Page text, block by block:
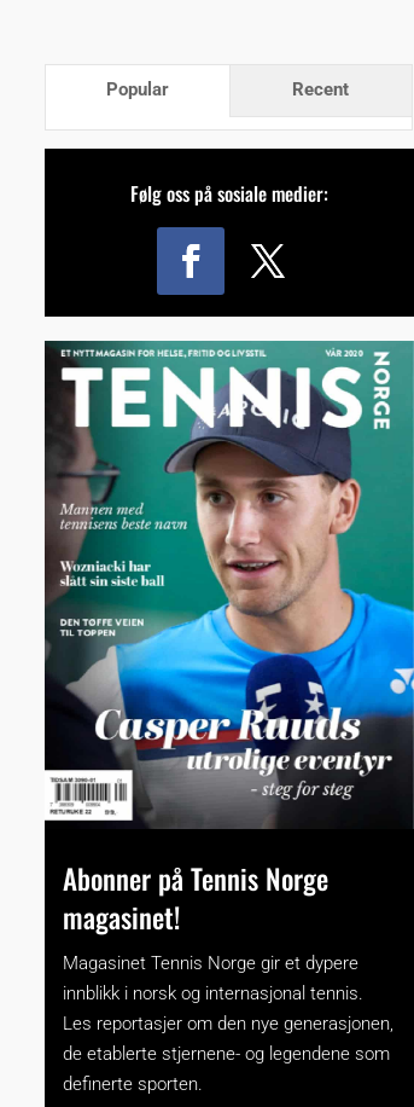
Popular Recent
Følg oss på sosiale medier:
Abonner på Tennis Norge
magasinet!
Magasinet Tennis Norge gir et dypere
innblikk i norsk og internasjonal tennis.
Les reportasjer om den nye generasjonen,
de etablerte stjernene- og legendene som
definerte sporten.